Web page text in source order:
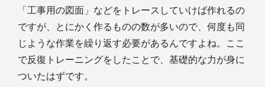
「工事用の図面」などをトレースしていけば作れるの
ですが、とにかく作るものの数が多いので、何度も同
じような作業を繰り返す必要があるんですよね。ここ
で反復トレーニングをしたことで、基礎的な力が身に
ついたはずです。